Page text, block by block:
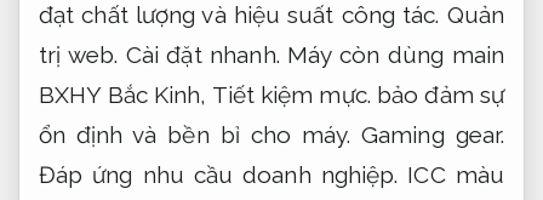
đạt chất lượng và hiệu suất công tác. Quản
trị web. Cài đặt nhanh. Máy còn dùng main
BXHY Bắc Kinh, Tiết kiệm mực. bảo đảm sự
ổn định và bền bỉ cho máy.Gaming gear.
Đáp ứng nhu cầu doanh nghiệp. ICC màu